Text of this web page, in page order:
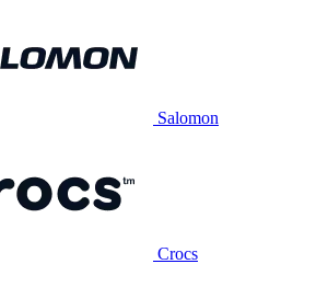
Salomon
Crocs